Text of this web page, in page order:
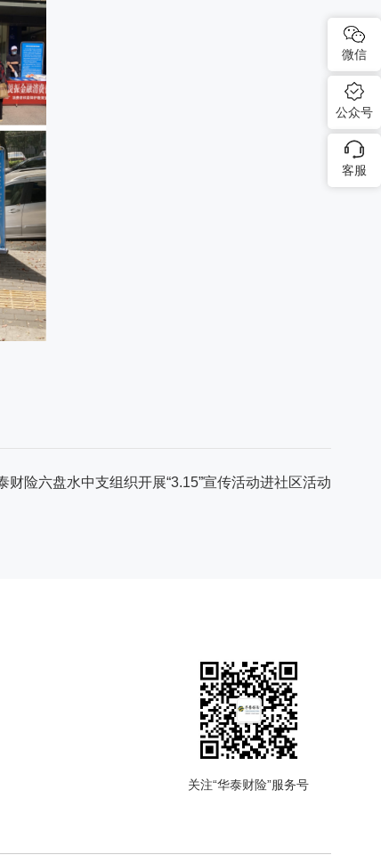
微信
公众号
客服
财险六盘水中支组织开展“3.15”宣传活动进社区活动
关注“华泰财险”服务号